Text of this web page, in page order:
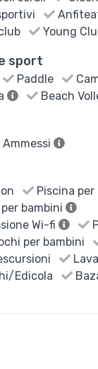
Young
sport
Paddle
Beach
Piscina
bambini
Wi-fi
per bambini
Edicola